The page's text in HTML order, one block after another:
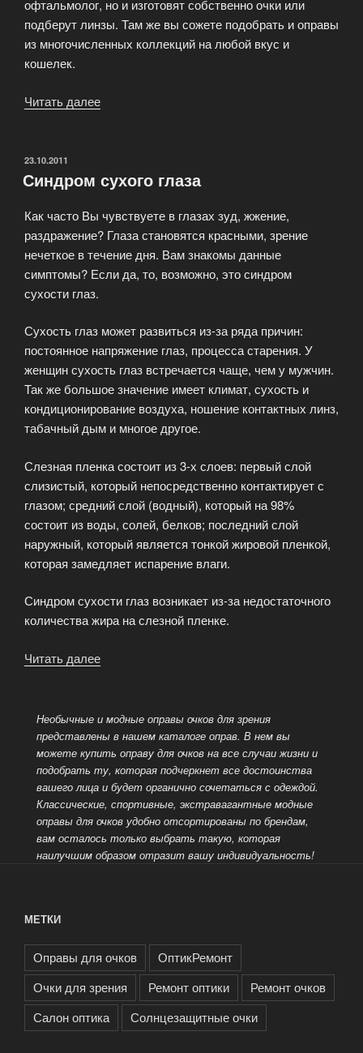
офтальмолог, но и изготовят собственно очки или
подберут линзы. Там же вы сожете подобрать и оправы
из многочисленных коллекций на любой вкус и
кошелек.
Читать далее
ОПУБЛИКОВАНО
23.10.2011
Синдром сухого глаза
Как часто Вы чувствуете в глазах зуд, жжение,
раздражение? Глаза становятся красными, зрение
нечеткое в течение дня. Вам знакомы данные
симптомы? Если да, то, возможно, это синдром
сухости глаз.
Сухость глаз может развиться из-за ряда причин:
постоянное напряжение глаз, процесса старения. У
женщин сухость глаз встречается чаще, чем у мужчин.
Так же большое значение имеет климат, сухость и
кондиционирование воздуха, ношение контактных линз,
табачный дым и многое другое.
Слезная пленка состоит из 3-х слоев: первый слой
слизистый, который непосредственно контактирует с
глазом; средний слой (водный), который на 98%
состоит из воды, солей, белков; последний слой
наружный, который является тонкой жировой пленкой,
которая замедляет испарение влаги.
Синдром сухости глаз возникает из-за недостаточного
количества жира на слезной пленке.
Читать далее
Необычные и модные оправы очков для зрения
представлены в нашем каталоге оправ. В нем вы
можете купить оправу для очков на все случаи жизни и
подобрать ту, которая подчеркнет все достоинства
вашего лица и будет органично сочетаться с одеждой.
Классические, спортивные, экстравагантные модные
оправы для очков удобно отсортированы по брендам,
вам осталось только выбрать такую, которая
наилучшим образом отразит вашу индивидуальность!
МЕТКИ
Оправы для очков
ОптикРемонт
Очки для зрения
Ремонт оптики
Ремонт очков
Салон оптика
Солнцезащитные очки